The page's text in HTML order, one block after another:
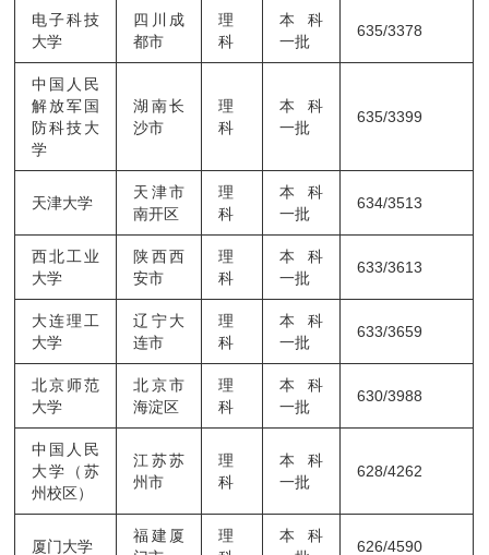
电子科技
大学
四川成
都市
理
科
本科
一批
635/3378
中国人民
解放军国
防科技大
学
湖南长
沙市
理
科
本科
一批
635/3399
天津大学
天津市
南开区
理
科
本科
一批
634/3513
西北工业
大学
陕西西
安市
理
科
本科
一批
633/3613
大连理工
大学
辽宁大
连市
理
科
本科
一批
633/3659
北京师范
大学
北京市
海淀区
理
科
本科
一批
630/3988
中国人民
大学（苏
州校区）
江苏苏
州市
理
科
本科
一批
628/4262
厦门大学
福建厦
理
本科
626/4590